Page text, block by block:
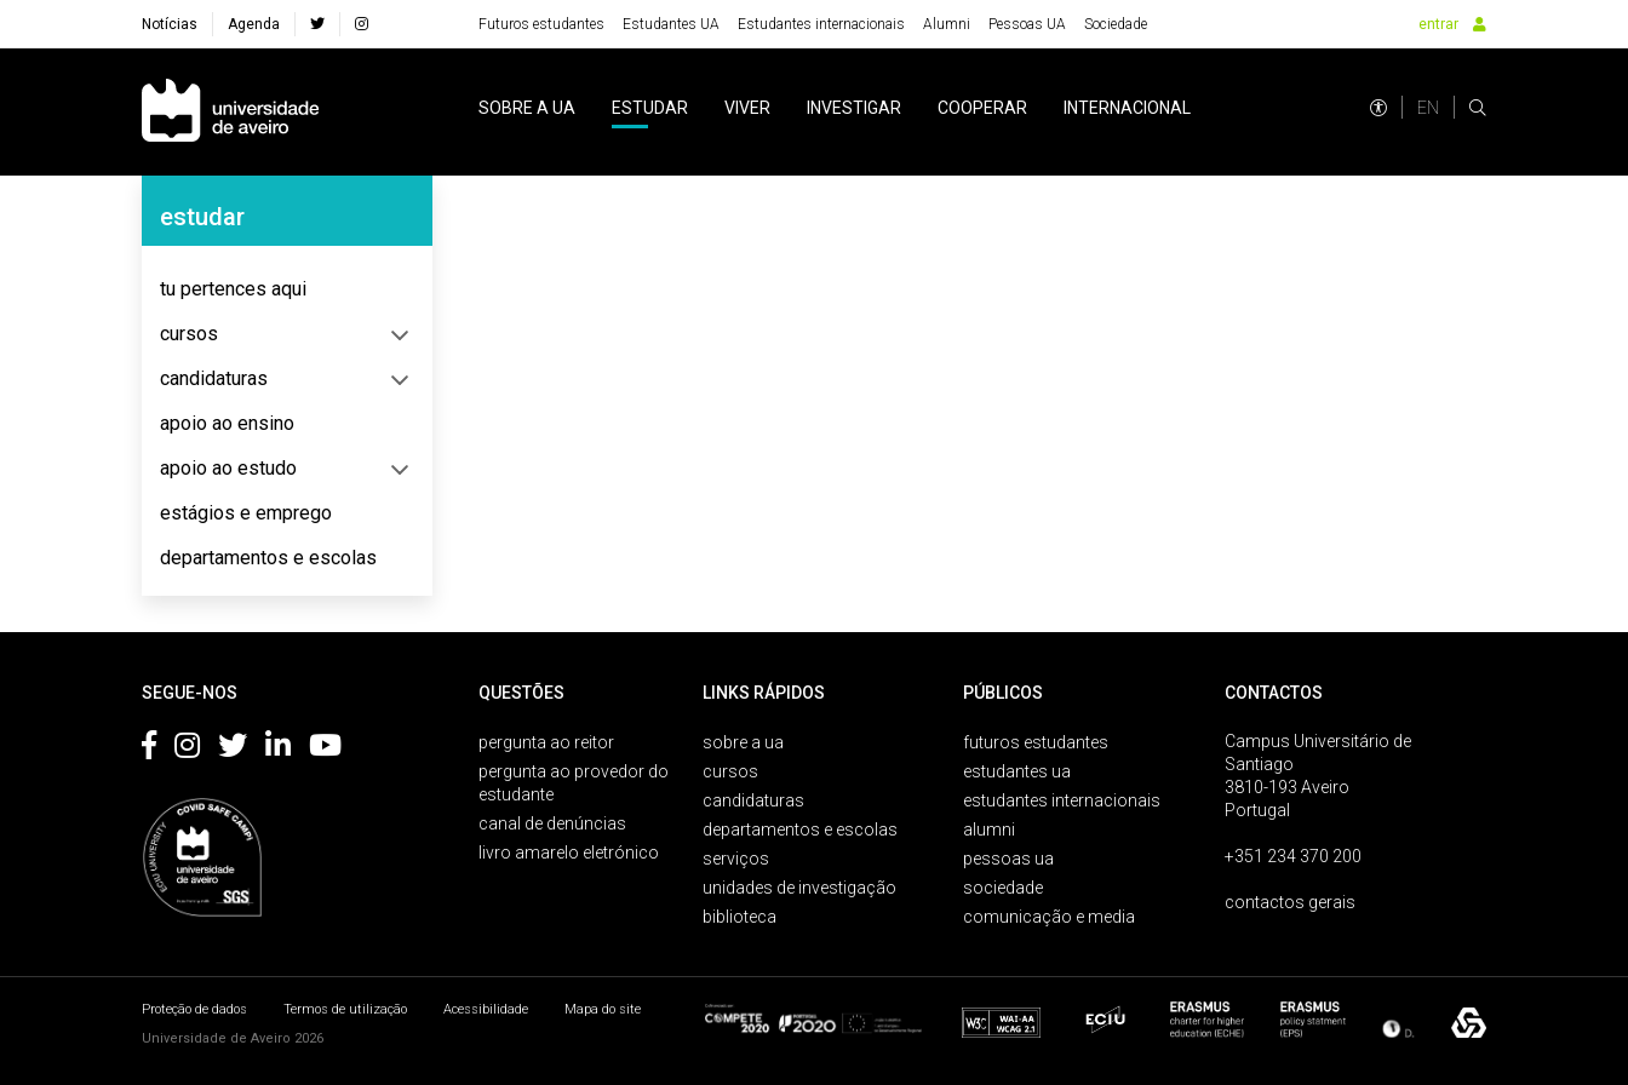
Notícias Agenda Futuros estudantes Estudantes UA Estudantes internacionais Alumni Pessoas UA Sociedade entrar
Navegação Principal
SOBRE A UA ESTUDAR VIVER INVESTIGAR COOPERAR INTERNACIONAL EN
Navegação Lateral
estudar
tu pertences aqui
cursos
candidaturas
apoio ao ensino
apoio ao estudo
estágios e emprego
departamentos e escolas
SEGUE-NOS QUESTÕES
pergunta ao reitor
pergunta ao provedor do
estudante
canal de denúncias
livro amarelo eletrónico
LINKS RÁPIDOS
sobre a ua
cursos
candidaturas
departamentos e escolas
serviços
unidades de investigação
biblioteca
PÚBLICOS
futuros estudantes
estudantes ua
estudantes internacionais
alumni
pessoas ua
sociedade
comunicação e media
CONTACTOS
Campus Universitário de
Santiago
3810-193 Aveiro
Portugal
+351 234 370 200
contactos gerais
Proteção de dados Termos de utilização Acessibilidade
Mapa do site
Universidade de Aveiro 2026